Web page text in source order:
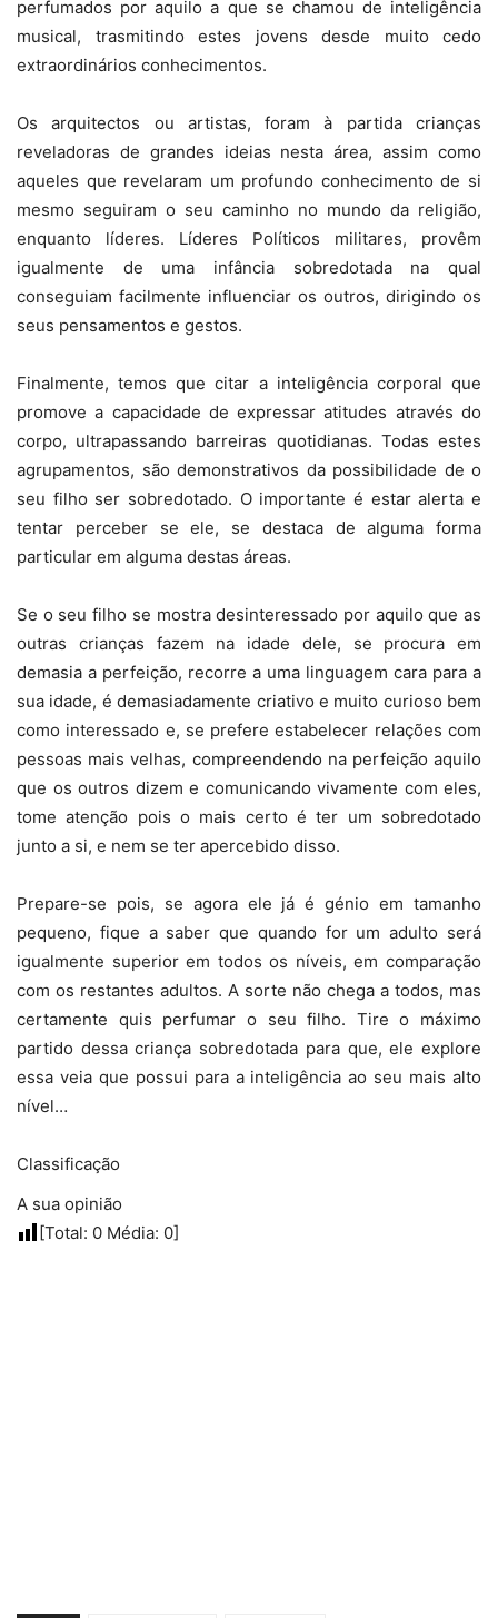
perfumados por aquilo a que se chamou de inteligência
musical, trasmitindo estes jovens desde muito cedo
extraordinários conhecimentos.
Os arquitectos ou artistas, foram à partida crianças
reveladoras de grandes ideias nesta área, assim como
aqueles que revelaram um profundo conhecimento de si
mesmo seguiram o seu caminho no mundo da religião,
enquanto líderes. Líderes Políticos militares, provêm
igualmente de uma infância sobredotada na qual
conseguiam facilmente influenciar os outros, dirigindo os
seus pensamentos e gestos.
Finalmente, temos que citar a inteligência corporal que
promove a capacidade de expressar atitudes através do
corpo, ultrapassando barreiras quotidianas. Todas estes
agrupamentos, são demonstrativos da possibilidade de o
seu filho ser sobredotado. O importante é estar alerta e
tentar perceber se ele, se destaca de alguma forma
particular em alguma destas áreas.
Se o seu filho se mostra desinteressado por aquilo que as
outras crianças fazem na idade dele, se procura em
demasia a perfeição, recorre a uma linguagem cara para a
sua idade, é demasiadamente criativo e muito curioso bem
como interessado e, se prefere estabelecer relações com
pessoas mais velhas, compreendendo na perfeição aquilo
que os outros dizem e comunicando vivamente com eles,
tome atenção pois o mais certo é ter um sobredotado
junto a si, e nem se ter apercebido disso.
Prepare-se pois, se agora ele já é génio em tamanho
pequeno, fique a saber que quando for um adulto será
igualmente superior em todos os níveis, em comparação
com os restantes adultos. A sorte não chega a todos, mas
certamente quis perfumar o seu filho. Tire o máximo
partido dessa criança sobredotada para que, ele explore
essa veia que possui para a inteligência ao seu mais alto
nível…
Classificação
A sua opinião
[Total: 0 Média: 0]